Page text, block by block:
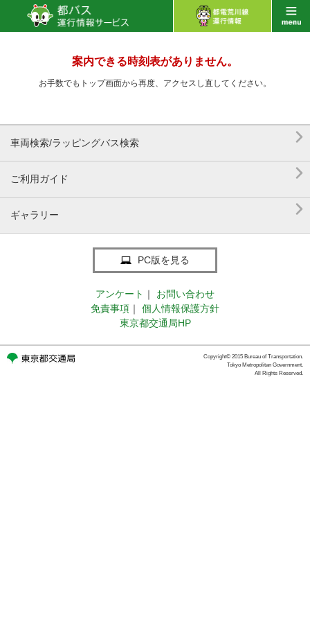
案内できる時刻表がありません。
お手数でもトップ画面から再度、アクセスし直してください。
車両検索/ラッピングバス検索 
ご利用ガイド 
ギャラリー 
PC版を見る
アンケート ｜
お問い合わせ
免責事項 ｜
個人情報保護方針
東京都交通局HP
Copyright© 2015 Bureau of Transportation.
Tokyo Metropolitan Government.
All Rights Reserved.